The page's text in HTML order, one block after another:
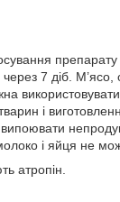
препарату
через 7 діб.
і
і яйця не
атропін.